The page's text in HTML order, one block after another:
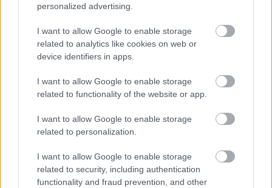
personalized advertising.
I want to allow Google to enable storage
related to analytics like cookies on web or
device identifiers in apps.
I want to allow Google to enable storage
related to functionality of the website or app.
I want to allow Google to enable storage
related to personalization.
I want to allow Google to enable storage
related to security, including authentication
functionality and fraud prevention, and other
Ďalšou možnosťou je ísť na šrotovisko a
poobzerať sa po starších oceľových schodoch.